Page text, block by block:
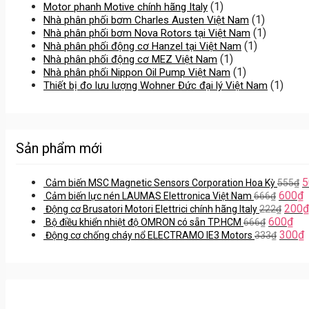
Motor phanh Motive chính hãng Italy (1)
Nhà phân phối bơm Charles Austen Việt Nam (1)
Nhà phân phối bơm Nova Rotors tại Việt Nam (1)
Nhà phân phối động cơ Hanzel tại Việt Nam (1)
Nhà phân phối động cơ MEZ Việt Nam (1)
Nhà phân phối Nippon Oil Pump Việt Nam (1)
Thiết bị đo lưu lượng Wohner Đức đại lý Việt Nam (1)
Sản phẩm mới
Cảm biến MSC Magnetic Sensors Corporation Hoa Kỳ555₫
Cảm biến lực nén LAUMAS Elettronica Việt Nam 666₫ 600₫
Động cơ Brusatori Motori Elettrici chính hãng Italy222₫ 200₫
Bộ điều khiển nhiệt độ OMRON có sẵn TP.HCM 666₫ 600₫
Động cơ chống cháy nổ ELECTRAMO IE3 Motors 333₫ 300₫